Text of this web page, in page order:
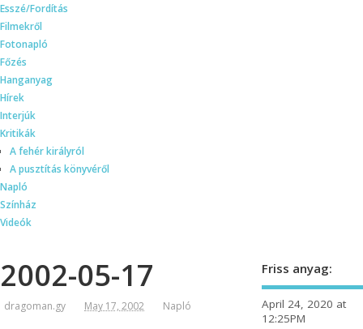
Esszé/Fordítás
Filmekről
Fotonapló
Főzés
Hanganyag
Hírek
Interjúk
Kritikák
A fehér királyról
A pusztítás könyvéről
Napló
Színház
Videók
2002-05-17
dragoman.gy May 17, 2002 Napló
Friss anyag:
April 24, 2020 at
12:25PM